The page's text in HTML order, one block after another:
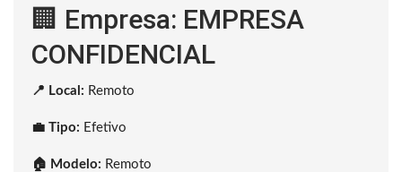
🏢 Empresa: EMPRESA
CONFIDENCIAL
📍 Local: Remoto
💼 Tipo: Efetivo
🏠 Modelo: Remoto